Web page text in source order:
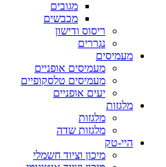
מגובים
מכבשים
ריסוס ודישון
נגררים
מעמיסים
מעמיסים אופניים
מעמיסים טלסקופיים
יעים אופניים
מלגזות
מלגזות
מלגזות שדה
היי-טק
מיכון וציוד חשמלי